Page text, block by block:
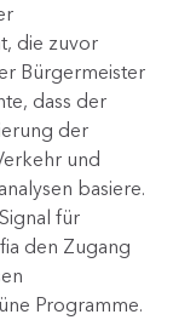
die zuvor
Bürgermeister
dass der
der
und
basiere.
für
den Zugang
Programme.